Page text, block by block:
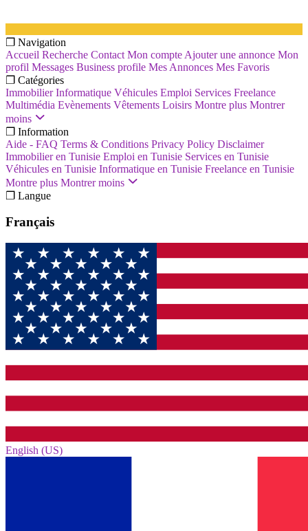
❐ Navigation
Accueil Recherche Contact Mon compte Ajouter une annonce Mon
profil Messages Business profile Mes Annonces Mes Favoris
❐ Catégories
Immobilier Informatique Véhicules Emploi Services Freelance
Multimédia Evènements Vêtements Loisirs Montre plus Montrer
moins
❐ Information
Aide - FAQ Terms & Conditions Privacy Policy Disclaimer
Immobilier en Tunisie Emploi en Tunisie Services en Tunisie
Véhicules en Tunisie Informatique en Tunisie Freelance en Tunisie
Montre plus Montrer moins
❐ Langue
Français
English (US)‎